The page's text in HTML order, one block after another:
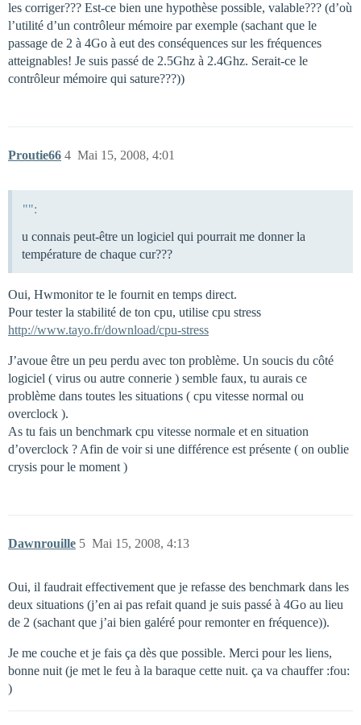
les corriger??? Est-ce bien une hypothèse possible, valable??? (d’où
l’utilité d’un contrôleur mémoire par exemple (sachant que le
passage de 2 à 4Go à eut des conséquences sur les fréquences
atteignables! Je suis passé de 2.5Ghz à 2.4Ghz. Serait-ce le
contrôleur mémoire qui sature???))
Proutie66 Mai 15, 2008, 4:01
4
"":
u connais peut-être un logiciel qui pourrait me donner la
température de chaque cur???
Oui, Hwmonitor te le fournit en temps direct.
Pour tester la stabilité de ton cpu, utilise cpu stress
http://www.tayo.fr/download/cpu-stress
J’avoue être un peu perdu avec ton problème. Un soucis du côté
logiciel ( virus ou autre connerie ) semble faux, tu aurais ce
problème dans toutes les situations ( cpu vitesse normal ou
overclock ).
As tu fais un benchmark cpu vitesse normale et en situation
d’overclock ? Afin de voir si une différence est présente ( on oublie
crysis pour le moment )
Dawnrouille Mai 15, 2008, 4:13
5
Oui, il faudrait effectivement que je refasse des benchmark dans les
deux situations (j’en ai pas refait quand je suis passé à 4Go au lieu
de 2 (sachant que j’ai bien galéré pour remonter en fréquence)).
Je me couche et je fais ça dès que possible. Merci pour les liens,
bonne nuit (je met le feu à la baraque cette nuit. ça va chauffer :fou:
)